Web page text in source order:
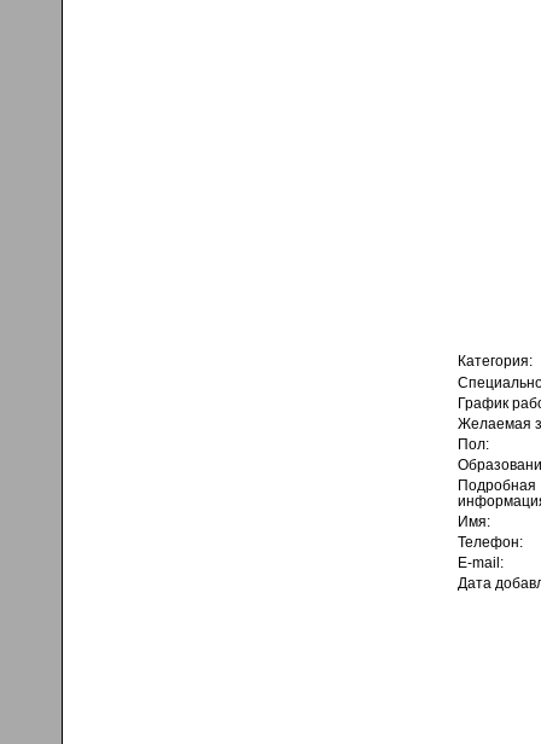
Категория:
График
Желаемая
Пол:
Подробная
Имя:
Телефон:
E-mail:
Дата